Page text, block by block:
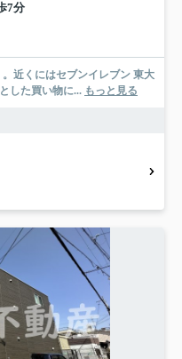
7分
近くにはセブンイレブン 東大
した買い物に... もっと見る